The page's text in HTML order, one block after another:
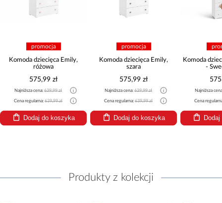
promocja
Komoda dziecięca Emily,
różowa
575,99 zł
Najniższa cena: 639,99 zł
Cena regularna: 639,99 zł
Dodaj do koszyka
promocja
Komoda dziecięca Emily,
szara
575,99 zł
Najniższa cena: 639,99 zł
Cena regularna: 639,99 zł
Dodaj do koszyka
Komoda
-
Najniższa
Cena
Produkty z kolekcji